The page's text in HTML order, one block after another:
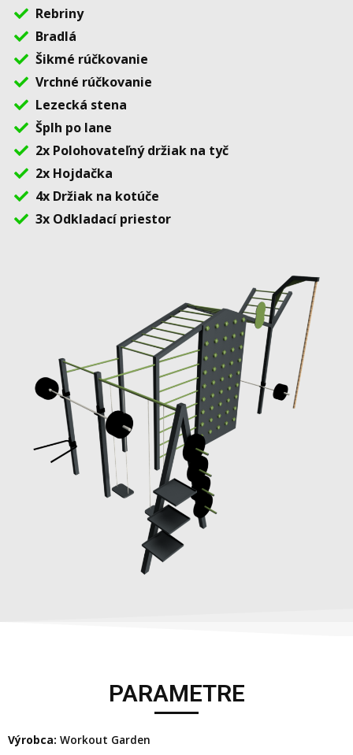
Rebriny
Bradlá
Šikmé rúčkovanie
Vrchné rúčkovanie
Lezecká stena
Šplh po lane
2x Polohovateľný držiak na tyč
2x Hojdačka
4x Držiak na kotúče
3x Odkladací priestor
PARAMETRE
Výrobca: Workout Garden